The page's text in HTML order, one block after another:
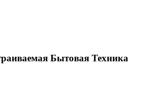
Бытовая Техника